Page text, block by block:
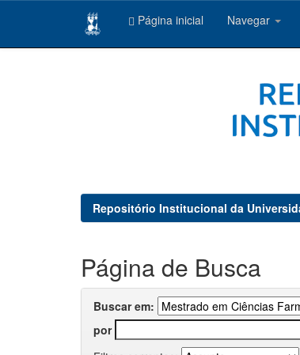
Página inicial Navegar
Repositório Institucional da
Página de Busca
Buscar em:
por